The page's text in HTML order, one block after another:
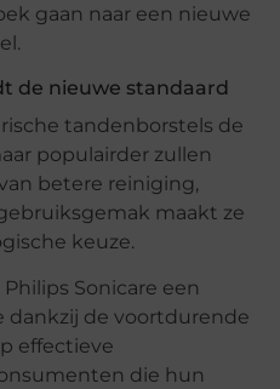
gaan naar een nieuwe
de nieuwe standaard
tandenborstels de
populairder zullen
betere reiniging,
maakt ze
keuze.
Sonicare een
dankzij de voortdurende
effectieve
die hun